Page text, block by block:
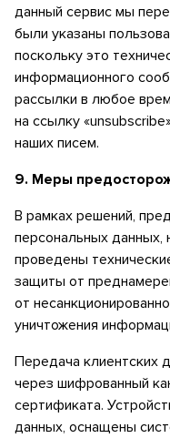
данный сервис мы
были указаны
поскольку это
информационного
рассылки в любое
на ссылку
наших писем.
9. Меры
В рамках решений,
персональных данных,
проведены
защиты от
от
уничтожения
Передача клиентских
через шифрованный
сертификата.
данных, оснащены